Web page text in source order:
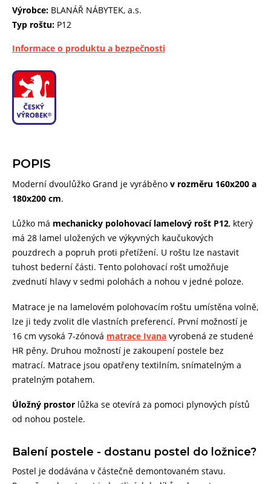
POPIS
Moderní dvoulůžko Grand je vyráběno v rozměru 160x200 a
180x200 cm.
Lůžko má mechanicky polohovací lamelový rošt P12, který
má 28 lamel uložených ve výkyvných kaučukových
pouzdrech a popruh proti přetížení. U roštu lze nastavit
tuhost bederní části. Tento polohovací rošt umožňuje
zvednutí hlavy v sedmi polohách a nohou v jedné poloze.
Matrace je na lamelovém polohovacím roštu umístěna volně,
lze ji tedy zvolit dle vlastních preferencí. První možností je
16 cm vysoká 7-zónová matrace Ivana vyrobená ze studené
HR pěny. Druhou možností je zakoupení postele bez
matrací. Matrace jsou opatřeny textilním, snímatelným a
pratelným potahem.
Úložný prostor lůžka se otevírá za pomoci plynových pístů
od nohou postele.
Balení postele - dostanu postel do ložnice?
Postel je dodávána v částečně demontovaném stavu.
Výrobce: BLANÁŘ NÁBYTEK, a.s.
Typ roštu: P12
Informace o produktu a bezpečnosti